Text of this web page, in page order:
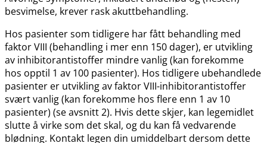
besvimelse, krever rask akuttbehandling.
Hos pasienter som tidligere har fått behandling med
faktor VIII (behandling i mer enn 150 dager), er utvikling
av inhibitorantistoffer mindre vanlig (kan forekomme
hos opptil 1 av 100 pasienter). Hos tidligere ubehandlede
pasienter er utvikling av faktor VIII-inhibitorantistoffer
svært vanlig (kan forekomme hos flere enn 1 av 10
pasienter) (se avsnitt 2). Hvis dette skjer, kan legemidlet
slutte å virke som det skal, og du kan få vedvarende
blødning. Kontakt legen din umiddelbart dersom dette